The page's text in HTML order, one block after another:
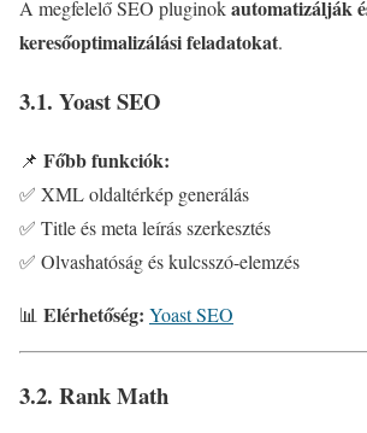
A megfelelő SEO pluginokautomatizálják
keresőoptimalizálási feladatokat.
3.1. Yoast SEO
📌 Főbb funkciók:
✅ XML oldaltérkép generálás
✅ Title és meta leírás szerkesztés
✅ Olvashatóság és kulcsszó-elemzés
📊 Elérhetőség: Yoast SEO
3.2. Rank Math